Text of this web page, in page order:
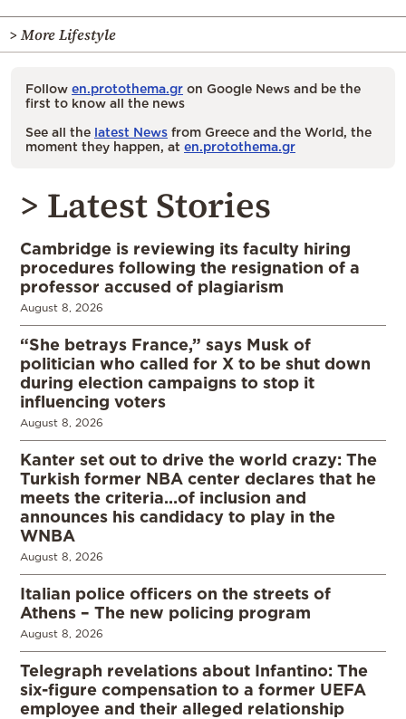
> More Lifestyle
Follow en.protothema.gr on Google News and be the
first to know all the news
See all the latest News from Greece and the World, the
moment they happen, at en.protothema.gr
> Latest Stories
Cambridge is reviewing its faculty hiring
procedures following the resignation of a
professor accused of plagiarism
August 8, 2026
“She betrays France,” says Musk of
politician who called for X to be shut down
during election campaigns to stop it
influencing voters
August 8, 2026
Kanter set out to drive the world crazy: The
Turkish former NBA center declares that he
meets the criteria…of inclusion and
announces his candidacy to play in the
WNBA
August 8, 2026
Italian police officers on the streets of
Athens – The new policing program
August 8, 2026
Telegraph revelations about Infantino: The
six-figure compensation to a former UEFA
employee and their alleged relationship